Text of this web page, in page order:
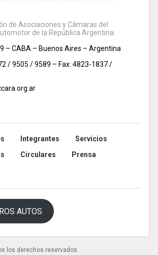
de Asociaciones y Cámaras del
de la República Argentina
– CABA – Buenos Aires – Argentina
/ 9505 / 9589 – Fax: 4823-1837 /
Integrantes
Servicios
Circulares Prensa
AUTOS
los derechos reservados.